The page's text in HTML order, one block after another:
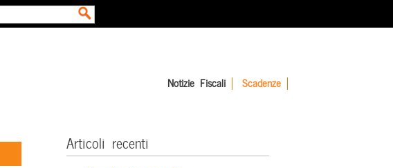
Notizie Fiscali Scadenze
Articoli recenti